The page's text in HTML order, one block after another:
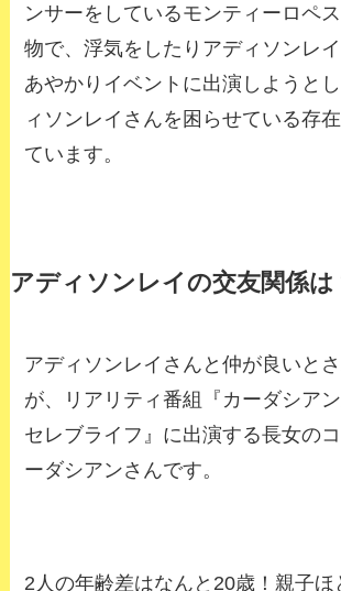
ンサーをしているモンティーロペ
物で、浮気をしたりアディソンレ
あやかりイベントに出演しようと
ィソンレイさんを困らせている存
ています。
アディソンレイの交友関係は
アディソンレイさんと仲が良いと
が、リアリティ番組『カーダシア
セレブライフ』に出演する長女の
ーダシアンさんです。
2人の年齢差はなんと20歳！親子ほ